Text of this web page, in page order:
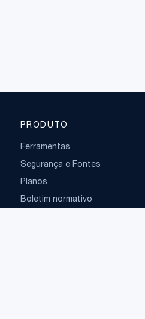
PRODUTO
Ferramentas
Segurança e Fontes
Planos
Boletim normativo